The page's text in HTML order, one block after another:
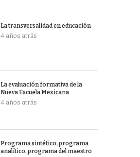
La transversalidad en educación
4 años atrás
La evaluación formativa de la
Nueva Escuela Mexicana
4 años atrás
Programa sintético, programa
analítico, programa del maestro